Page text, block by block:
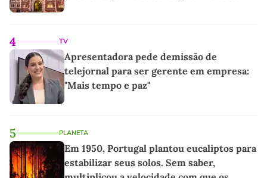
4 TV
Apresentadora pede demissão de
telejornal para ser gerente em empresa:
"Mais tempo e paz"
5 PLANETA
Em 1950, Portugal plantou eucaliptos para
estabilizar seus solos. Sem saber,